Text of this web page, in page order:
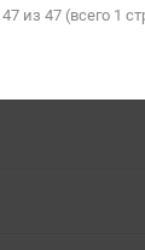
из 47 (всего 1